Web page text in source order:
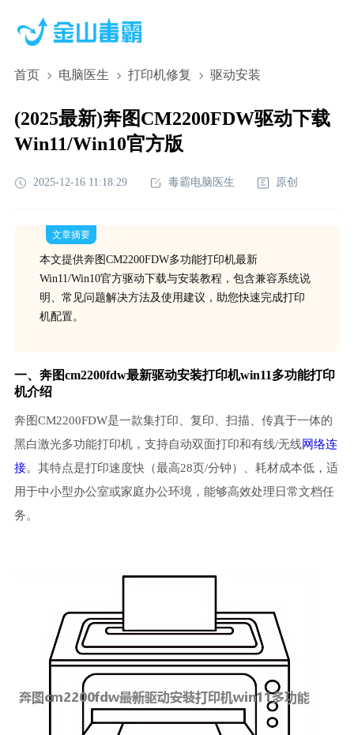
首页 电脑医生 打印机修复 驱动安装
(2025最新)奔图CM2200FDW驱动下载
Win11/Win10官方版
2025-12-16 11:18:29 毒霸电脑医生 原创
文章摘要
本文提供奔图CM2200FDW多功能打印机最新
Win11/Win10官方驱动下载与安装教程，包含兼容系统说
明、常见问题解决方法及使用建议，助您快速完成打印
机配置。
一、奔图cm2200fdw最新驱动安装打印机win11多功能打印
机介绍
奔图CM2200FDW是一款集打印、复印、扫描、传真于一体的
黑白激光多功能打印机，支持自动双面打印和有线/无线网络连
接。其特点是打印速度快（最高28页/分钟）、耗材成本低，适
用于中小型办公室或家庭办公环境，能够高效处理日常文档任
务。